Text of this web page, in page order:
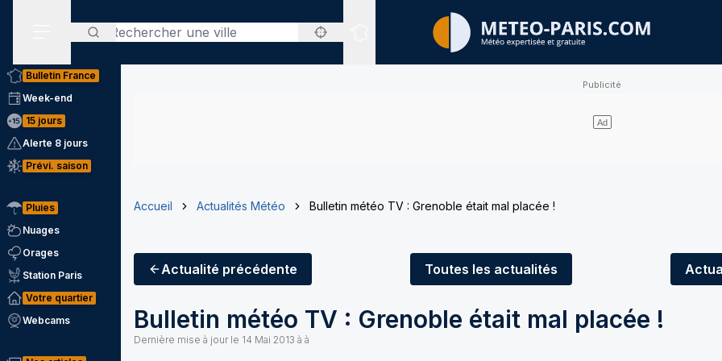
Rechercher
Sites expertisés
Bulletin France
Week-end
15 jours
Alerte 8 jours
Prévi. saison
Pluies
Nuages
Orages
Station Paris
Votre quartier
Webcams
Accueil Actualités Météo Bulletin météo TV : Grenoble était mal placée !
Actualité précédente Toutes les actualités
Bulletin météo TV : Grenoble était mal placée !
Dernière mise à jour le 14 Mai 2013 à à